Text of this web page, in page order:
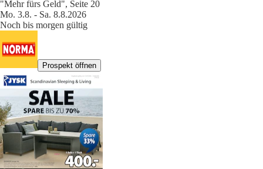
"Mehr fürs Geld", Seite 20
Mo. 3.8. - Sa. 8.8.2026
Noch bis morgen gültig
Prospekt öffnen